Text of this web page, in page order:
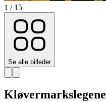
1 / 15
Se alle billeder
Kløvermarkslegene